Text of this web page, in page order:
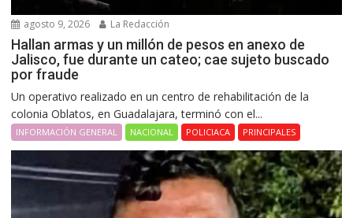
agosto 9, 2026 La Redacción
Hallan armas y un millón de pesos en anexo de
Jalisco, fue durante un cateo; cae sujeto buscado
por fraude
Un operativo realizado en un centro de rehabilitación de la
colonia Oblatos, en Guadalajara, terminó con el...
INFORMACIÓN GENERAL NACIONAL POLICIACA PRINCIPALES